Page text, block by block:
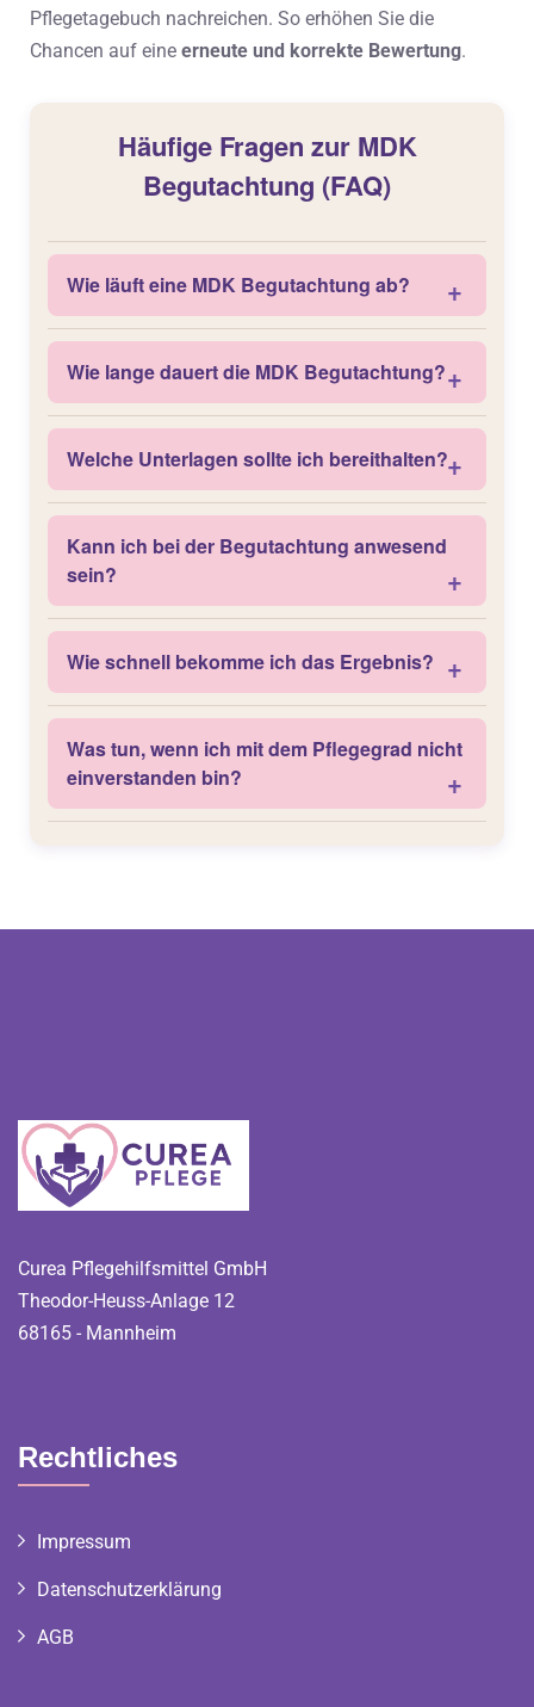
Pflegetagebuch nachreichen. So erhöhen Sie die
Chancen auf eine erneute und korrekte Bewertung.
Häufige Fragen zur MDK
Begutachtung (FAQ)
Wie läuft eine MDK Begutachtung ab?
Wie lange dauert die MDK Begutachtung?
Welche Unterlagen sollte ich bereithalten?
Kann ich bei der Begutachtung anwesend
sein?
Wie schnell bekomme ich das Ergebnis?
Was tun, wenn ich mit dem Pflegegrad nicht
einverstanden bin?
Curea Pflegehilfsmittel GmbH
Theodor-Heuss-Anlage 12
68165 - Mannheim
Rechtliches
Impressum
Datenschutzerklärung
AGB